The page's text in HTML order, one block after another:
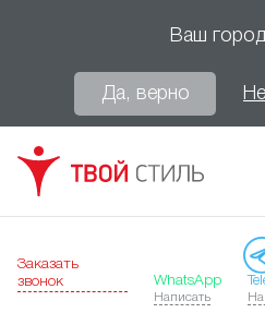
Ваш город
Да, верно
Заказать
звонок
WhatsApp
Написать